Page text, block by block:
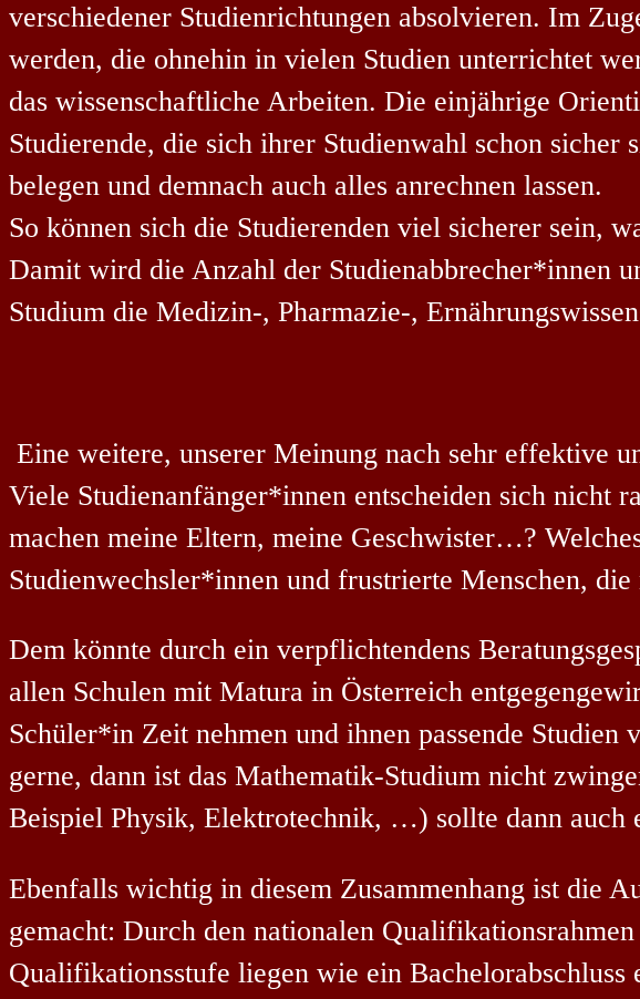
verschiedener Studienrichtungen absolvieren. Im
werden, die ohnehin in vielen Studien unterrichtet
das wissenschaftliche Arbeiten. Die einjährige
Studierende, die sich ihrer Studienwahl schon
belegen und demnach auch alles anrechnen lassen.
So können sich die Studierenden viel sicherer sein,
Damit wird die Anzahl der Studienabbrecher*innen
Studium die Medizin-, Pharmazie-,
Eine weitere, unserer Meinung nach sehr effektive
Viele Studienanfänger*innen entscheiden sich nicht
machen meine Eltern, meine Geschwister…?
Studienwechsler*innen und frustrierte Menschen,
Dem könnte durch ein verpflichtendens
allen Schulen mit Matura in Österreich
Schüler*in Zeit nehmen und ihnen passende
gerne, dann ist das Mathematik-Studium nicht
Beispiel Physik, Elektrotechnik, …) sollte dann auch
Ebenfalls wichtig in diesem Zusammenhang ist die
gemacht: Durch den nationalen
Qualifikationsstufe liegen wie ein